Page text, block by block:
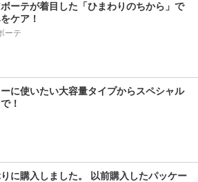
ーテが着目した「ひまわりのちから」で
ケア！
ーテ
に使いたい大容量タイプからスペシャル
！
に購入しました。 以前購入したパッケー